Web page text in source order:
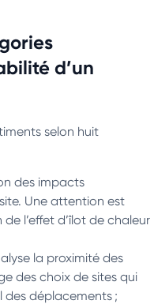
d’un
selon huit
des impacts
Une attention est
l’effet d’îlot de chaleur
la proximité des
des choix de sites qui
des déplacements ;